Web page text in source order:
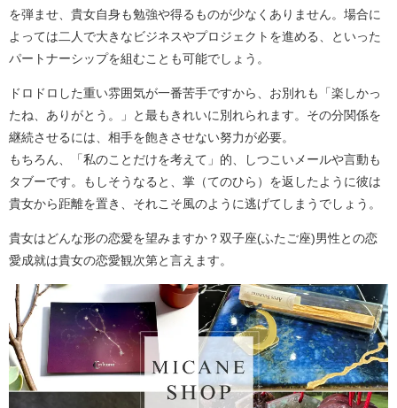
を弾ませ、貴女自身も勉強や得るものが少なくありません。場合に
よっては二人で大きなビジネスやプロジェクトを進める、といった
パートナーシップを組むことも可能でしょう。
ドロドロした重い雰囲気が一番苦手ですから、お別れも「楽しかっ
たね、ありがとう。」と最もきれいに別れられます。その分関係を
継続させるには、相手を飽きさせない努力が必要。
もちろん、「私のことだけを考えて」的、しつこいメールや言動も
タブーです。もしそうなると、掌（てのひら）を返したように彼は
貴女から距離を置き、それこそ風のように逃げてしまうでしょう。
貴女はどんな形の恋愛を望みますか？双子座(ふたご座)男性との恋
愛成就は貴女の恋愛観次第と言えます。